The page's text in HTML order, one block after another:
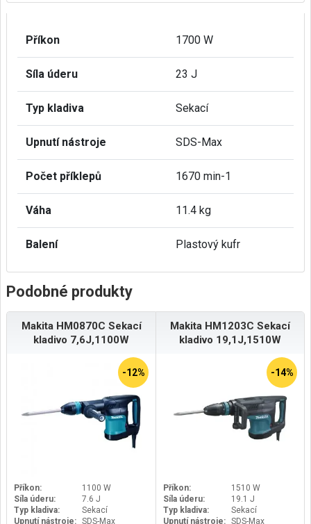
Příkon 1700 W
Síla úderu 23 J
Typ kladiva Sekací
Upnutí nástroje SDS-Max
Počet příklepů 1670 min-1
Váha 11.4 kg
Balení Plastový kufr
Podobné produkty
Makita HM0870C Sekací
kladivo 7,6J,1100W
-12%
Příkon:
1100 W
Síla úderu:
7.6 J
Typ kladiva:
Sekací
Upnutí nástroje: SDS-Max
Makita HM1203C Sekací
kladivo 19,1J,1510W
-14%
Příkon:
1510 W
Síla úderu:
19.1 J
Typ kladiva:
Sekací
Upnutí nástroje: SDS-Max